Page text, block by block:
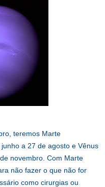
teremos Marte
a 27 de agosto e Vênus
novembro. Com Marte
não fazer o que não for
como cirurgias ou